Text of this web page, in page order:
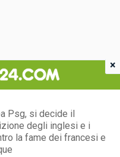
Psg, si decide il
degli inglesi e i
la fame dei francesi e
×